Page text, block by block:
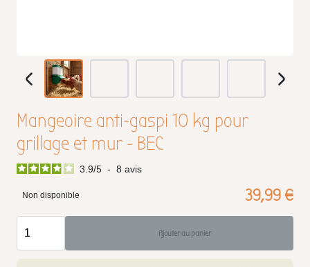
Mangeoire anti-gaspi 10 kg pour
grillage et mur - BEC
3.9/5 - 8 avis
Non disponible 39,99 €
Ajouter au panier